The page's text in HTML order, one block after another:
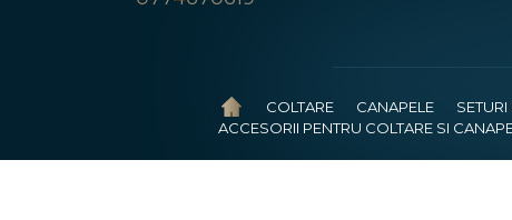
COLTARE CANAPELE
ACCESORII PENTRU COLTARE SI